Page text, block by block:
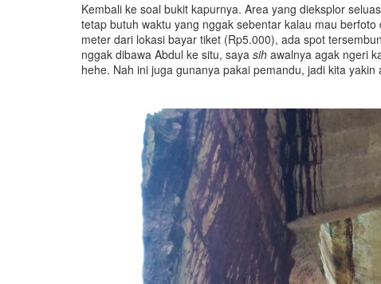
Kembali ke soal bukit kapurnya. Area yang dieksplor
tetap butuh waktu yang nggak sebentar kalau mau
meter dari lokasi bayar tiket (Rp5.000), ada spot
nggak dibawa Abdul ke situ, saya sih awalnya agak ngeri
hehe. Nah ini juga gunanya pakai pemandu, jadi kita yakin